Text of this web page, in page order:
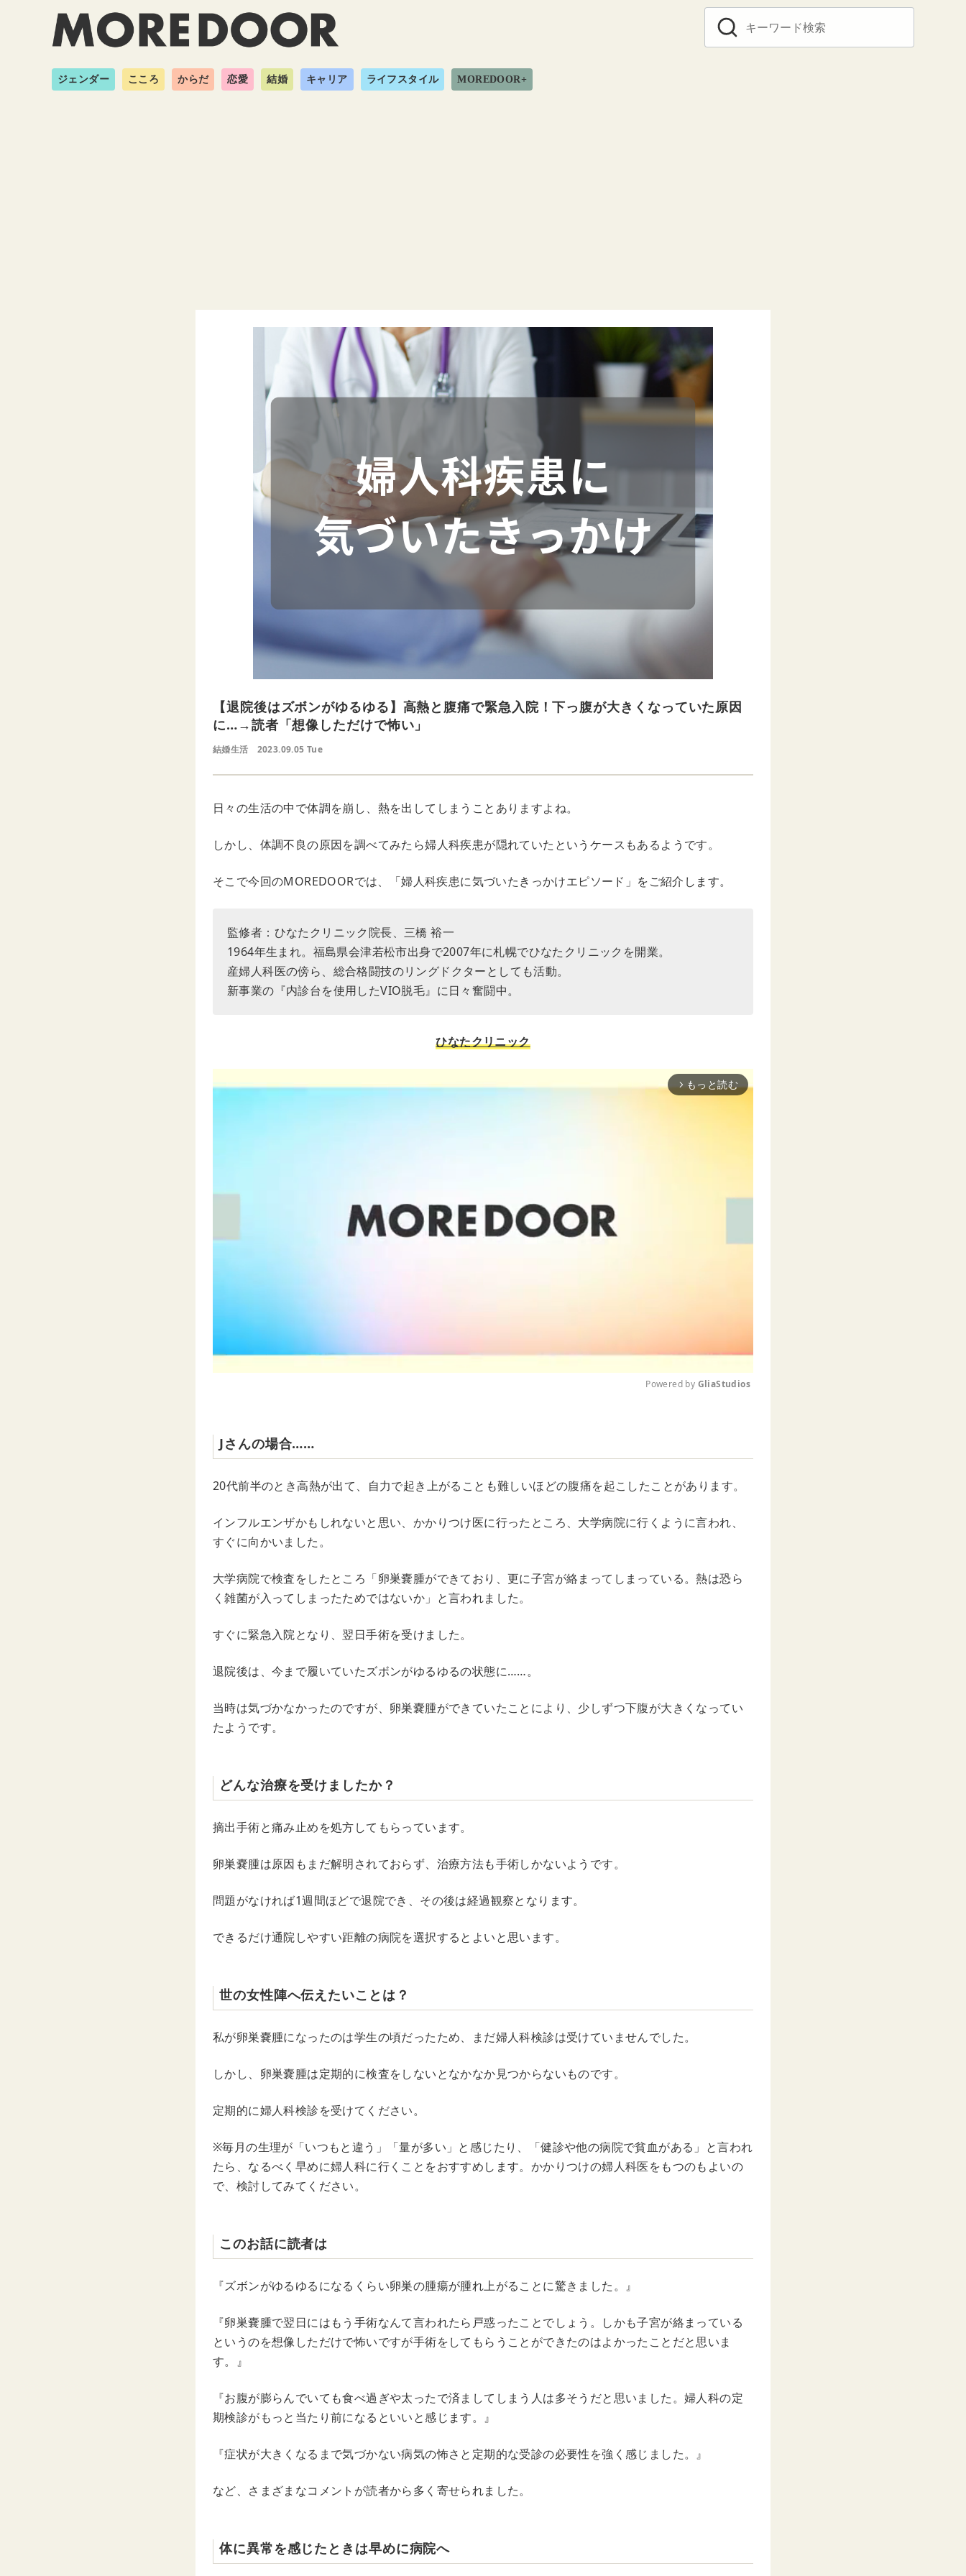
ジェンダー こころ からだ 恋愛 結婚 キャリア ライフスタイル MOREDOOR+
【退院後はズボンがゆるゆる】高熱と腹痛で緊急入院！下っ腹が大きくなっていた原因
に…→読者「想像しただけで怖い」
結婚生活 2023.09.05 Tue
日々の生活の中で体調を崩し、熱を出してしまうことありますよね。
しかし、体調不良の原因を調べてみたら婦人科疾患が隠れていたというケースもあるようです。
そこで今回のMOREDOORでは、「婦人科疾患に気づいたきっかけエピソード」をご紹介します。
監修者：ひなたクリニック院長、三橋 裕一
1964年生まれ。福島県会津若松市出身で2007年に札幌でひなたクリニックを開業。
産婦人科医の傍ら、総合格闘技のリングドクターとしても活動。
新事業の『内診台を使用したVIO脱毛』に日々奮闘中。
ひなたクリニック
arrow_forward_ios もっと読む
t
e
Powered by GliaStudios
Jさんの場合……
20代前半のとき高熱が出て、自力で起き上がることも難しいほどの腹痛を起こしたことがあります。
インフルエンザかもしれないと思い、かかりつけ医に行ったところ、大学病院に行くように言われ、
すぐに向かいました。
大学病院で検査をしたところ「卵巣嚢腫ができており、更に子宮が絡まってしまっている。熱は恐ら
く雑菌が入ってしまったためではないか」と言われました。
すぐに緊急入院となり、翌日手術を受けました。
退院後は、今まで履いていたズボンがゆるゆるの状態に……。
当時は気づかなかったのですが、卵巣嚢腫ができていたことにより、少しずつ下腹が大きくなってい
たようです。
どんな治療を受けましたか？
摘出手術と痛み止めを処方してもらっています。
卵巣嚢腫は原因もまだ解明されておらず、治療方法も手術しかないようです。
問題がなければ1週間ほどで退院でき、その後は経過観察となります。
できるだけ通院しやすい距離の病院を選択するとよいと思います。
世の女性陣へ伝えたいことは？
私が卵巣嚢腫になったのは学生の頃だったため、まだ婦人科検診は受けていませんでした。
しかし、卵巣嚢腫は定期的に検査をしないとなかなか見つからないものです。
定期的に婦人科検診を受けてください。
※毎月の生理が「いつもと違う」「量が多い」と感じたり、「健診や他の病院で貧血がある」と言われ
たら、なるべく早めに婦人科に行くことをおすすめします。かかりつけの婦人科医をもつのもよいの
で、検討してみてください。
このお話に読者は
『ズボンがゆるゆるになるくらい卵巣の腫瘍が腫れ上がることに驚きました。』
『卵巣嚢腫で翌日にはもう手術なんて言われたら戸惑ったことでしょう。しかも子宮が絡まっている
というのを想像しただけで怖いですが手術をしてもらうことができたのはよかったことだと思いま
す。』
『お腹が膨らんでいても食べ過ぎや太ったで済ましてしまう人は多そうだと思いました。婦人科の定
期検診がもっと当たり前になるといいと感じます。』
『症状が大きくなるまで気づかない病気の怖さと定期的な受診の必要性を強く感じました。』
など、さまざまなコメントが読者から多く寄せられました。
体に異常を感じたときは早めに病院へ